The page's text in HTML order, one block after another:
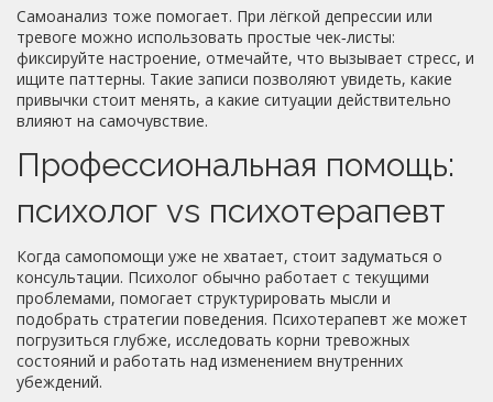
Самоанализ тоже помогает. При лёгкой депрессии или
тревоге можно использовать простые чек‑листы:
фиксируйте настроение, отмечайте, что вызывает стресс, и
ищите паттерны. Такие записи позволяют увидеть, какие
привычки стоит менять, а какие ситуации действительно
влияют на самочувствие.
Профессиональная помощь:
психолог vs психотерапевт
Когда самопомощи уже не хватает, стоит задуматься о
консультации. Психолог обычно работает с текущими
проблемами, помогает структурировать мысли и
подобрать стратегии поведения. Психотерапевт же может
погрузиться глубже, исследовать корни тревожных
состояний и работать над изменением внутренних
убеждений.